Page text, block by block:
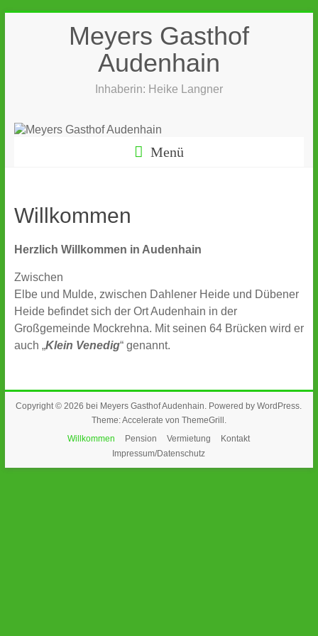
Meyers Gasthof
Audenhain
Inhaberin: Heike Langner
Menü
Willkommen
Herzlich Willkommen in Audenhain
Zwischen
Elbe und Mulde, zwischen Dahlener Heide und Dübener
Heide befindet sich der Ort Audenhain in der
Großgemeinde Mockrehna. Mit seinen 64 Brücken wird er
auch „Klein Venedig“ genannt.
Copyright © 2026 bei Meyers Gasthof Audenhain. Powered byWordPress.
Theme: Accelerate von ThemeGrill .
Willkommen
Pension Vermietung
Kontakt
Impressum/Datenschutz